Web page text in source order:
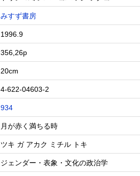
みすず書房
1996.9
356,26p
20cm
4-622-04603-2
934
月が赤く満ちる時
ツキ ガ アカク ミチル トキ
ジェンダー・表象・文化の政治学